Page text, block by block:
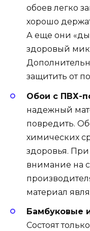
обоев легко
хорошо
А еще они
здоровый
защитить от
Обои с ПВХ-
надежный
повредить.
химических
здоровья.
внимание на
материал
Бамбуковые
Состоят